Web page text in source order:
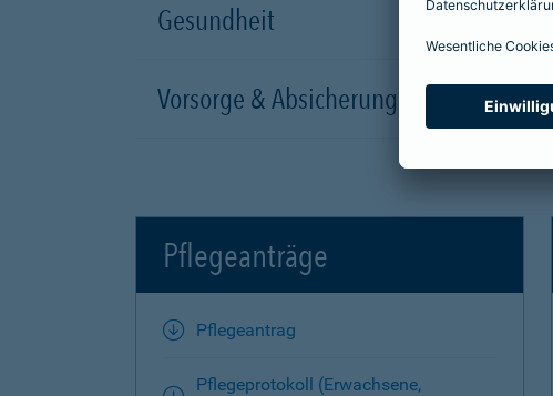
Gesundheit
Vorsorge & Absicherung
Pflegeanträge
Pflegeantrag
Pflegeprotokoll (Erwachsene,